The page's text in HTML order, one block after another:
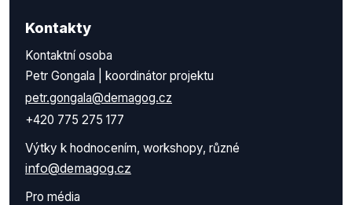
Kontakty
Kontaktní osoba
Petr Gongala | koordinátor projektu
petr.gongala@demagog.cz
+420 775 275 177
Výtky k hodnocením, workshopy, různé
info@demagog.cz
Pro média